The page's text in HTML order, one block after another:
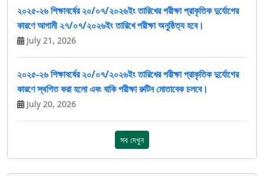
২০২৫-২৬ শিক্ষাবর্ষের ২০/০৭/২০২৬ইং তারিখের পরীক্ষা প্রাকৃতিক দুর্যোগের
কারণে আগামী ২৭/০৭/২০২৬ইং তারিখে পরীক্ষা অনুষ্ঠিত্য হবে।
July 21, 2026
২০২৫-২৬ শিক্ষাবর্ষের ২০/০৭/২০২৬ইং তারিখের পরীক্ষা প্রাকৃতিক দুর্যোগের
কারণে স্থগিত করা হলো এবং বাকি পরীক্ষা রুটিন মোতাবেক চলবে।
July 20, 2026
সব দেখুন